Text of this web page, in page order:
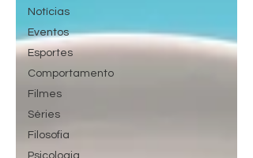
Notícias
Eventos
Esportes
Comportamento
Filmes
Séries
Filosofia
Psicologia